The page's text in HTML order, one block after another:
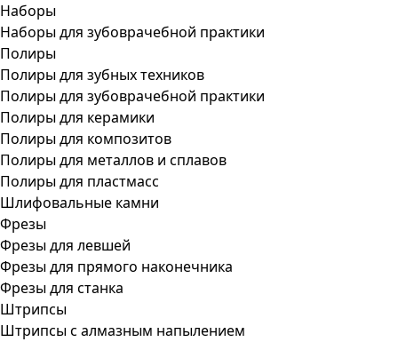
Наборы
Наборы для зубоврачебной практики
Полиры
Полиры для зубных техников
Полиры для зубоврачебной практики
Полиры для керамики
Полиры для композитов
Полиры для металлов и сплавов
Полиры для пластмасс
Шлифовальные камни
Фрезы
Фрезы для левшей
Фрезы для прямого наконечника
Фрезы для станка
Штрипсы
Штрипсы c алмазным напылением